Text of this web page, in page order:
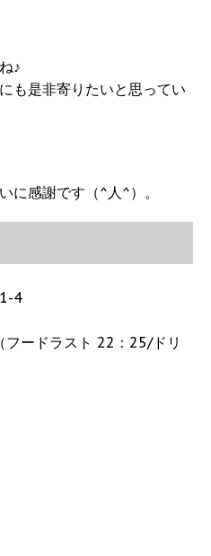
♪
も是非寄りたいと思ってい
に感謝です（^人^）。
4
ードラスト 22：25/ドリ